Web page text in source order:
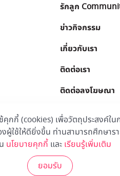
คุกกี้ (cookies) เพื่อวัตถุประสงค์ใ
ผู้ใช้ให้ดียิ่งขึ้น ท่านสามารถศึกษาร
นโยบายคุกกี้และ เรียนรู้เพิ่มเติม
ยอมรับ
รักลูก
ข่าวกิจกรรม
เกี่ยวกับเรา
ติดต่อเรา
ติดต่อลงโฆษณา